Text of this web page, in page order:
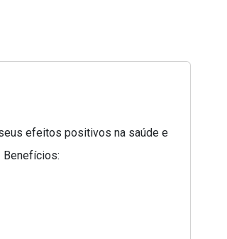
efeitos positivos na saúde e
Benefícios: